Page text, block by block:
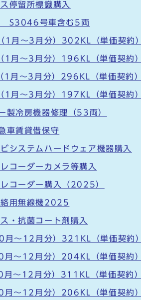
停留所標識購入
S3046号車含む5両
1月～3月分）302KL（単価契約）
1月～3月分）196KL（単価契約）
1月～3月分）296KL（単価契約）
1月～3月分）197KL（単価契約）
製冷房機器修理（53両）
車賃貸借保守
システムハードウェア機器購入
コーダーカメラ等購入
コーダー購入（2025）
絡用無線機2025
・抗菌コート剤購入
月～12月分）321KL（単価契約）
月～12月分）204KL（単価契約）
月～12月分）311KL（単価契約）
月～12月分）206KL（単価契約）